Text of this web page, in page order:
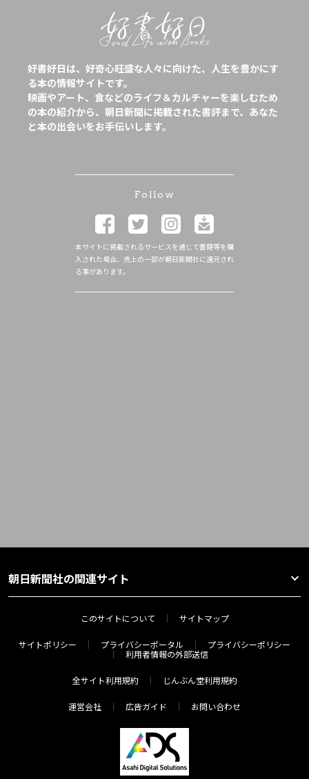
好書好日は、好奇心旺盛な人々に向けた、人生を豊かにす
る本の情報サイトです。
映画やアート、食などのライフ＆カルチャーを楽しむため
の本の紹介から、朝日新聞に掲載された書評まで、あなた
と本の出会いをお手伝いします。
Follow
本サイトに掲載されるサービスを通じて書籍等を購
入された場合、売上の一部が朝日新聞社に還元され
る事があります。
朝日新聞社の関連サイト
このサイトについて サイトマップ
サイトポリシー プライバシーポータル
プライバシーポリシー
利用者情報の外部送信
全サイト利用規約 じんぶん堂利用規約
運営会社 広告ガイド お問い合わせ